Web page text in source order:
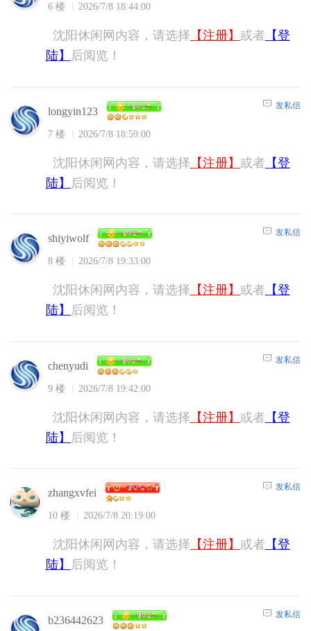
6 楼 2026/7/8 18:44:00
沈阳休闲网内容，请选择 【注册】 或者 【登
陆】
后阅览！
longyin123
7 楼 2026/7/8 18:59:00
发私信
沈阳休闲网内容，请选择 【注册】 或者 【登
陆】
后阅览！
shiyiwolf
8 楼 2026/7/8 19:33:00
发私信
沈阳休闲网内容，请选择 【注册】 或者 【登
陆】
后阅览！
chenyudi
9 楼 2026/7/8 19:42:00
发私信
沈阳休闲网内容，请选择 【注册】 或者 【登
陆】
后阅览！
zhangxvfei
10 楼 2026/7/8 20:19:00
发私信
沈阳休闲网内容，请选择 【注册】 或者 【登
陆】
后阅览！
b236442623 发私信